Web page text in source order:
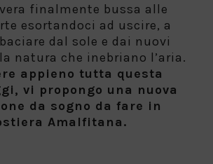
finalmente bussa alle
esortandoci ad uscire, a
dal sole e dai nuovi
natura che inebriano l’aria.
appieno tutta questa
vi propongo una nuova
da sogno da fare in
Amalfitana.